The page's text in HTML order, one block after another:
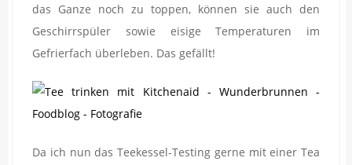
das Ganze noch zu toppen, können sie auch den
Geschirrspüler sowie eisige Temperaturen im
Gefrierfach überleben. Das gefällt!
Da ich nun das Teekessel-Testing gerne mit einer Tea